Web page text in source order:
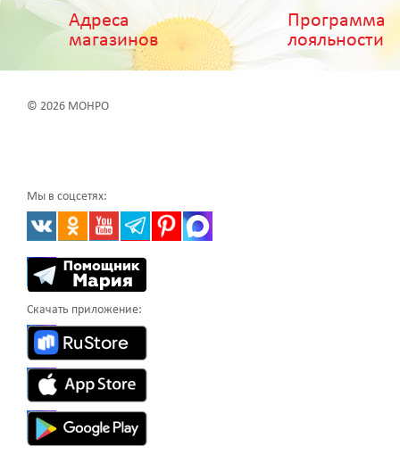
Адреса
магазинов
Программа
лояльности
© 2026 МОНРО
Мы в соцсетях:
Скачать приложение: